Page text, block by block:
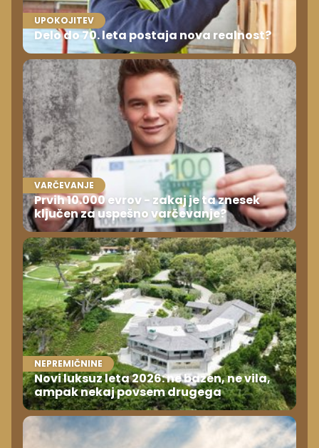
UPOKOJITEV
Delo do 70. leta postaja nova realnost?
VARČEVANJE
Prvih 10.000 evrov - zakaj je ta znesek
ključen za uspešno varčevanje?
NEPREMIČNINE
Novi luksuz leta 2026: ne bazen, ne vila,
ampak nekaj povsem drugega